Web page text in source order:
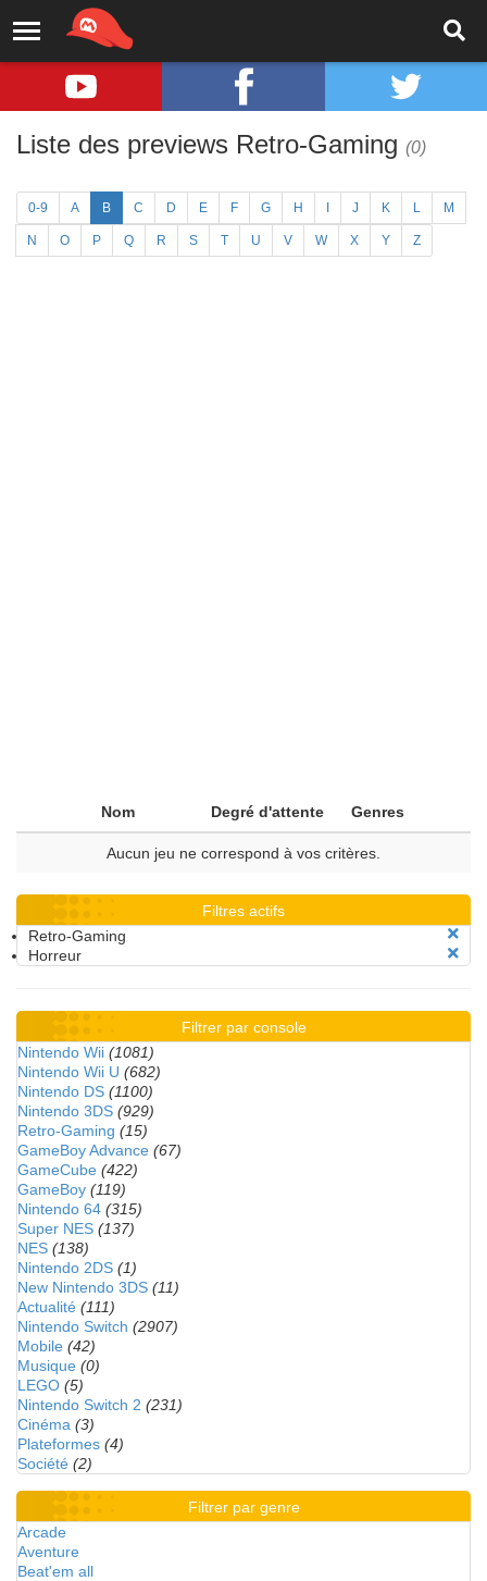
Liste des previews Retro-Gaming (0)
0-9 A B C D E F G H J K L M
N O P Q R S T U V W X Y Z
Nom Degré d'attente Genres
Aucun jeu ne correspond à vos critères.
Filtres actifs
Retro-Gaming
Horreur
Filtrer par console
Nintendo Wii (1081)
Nintendo Wii U (682)
Nintendo DS (1100)
Nintendo 3DS (929)
Retro-Gaming (15)
GameBoy Advance (67)
GameCube (422)
GameBoy (119)
Nintendo 64 (315)
Super NES (137)
NES (138)
Nintendo 2DS (1)
New Nintendo 3DS (11)
Actualité (111)
Nintendo Switch (2907)
Mobile (42)
Musique (0)
LEGO (5)
Nintendo Switch 2 (231)
Cinéma (3)
Plateformes (4)
Société (2)
Filtrer par genre
Arcade
Aventure
Beat'em all